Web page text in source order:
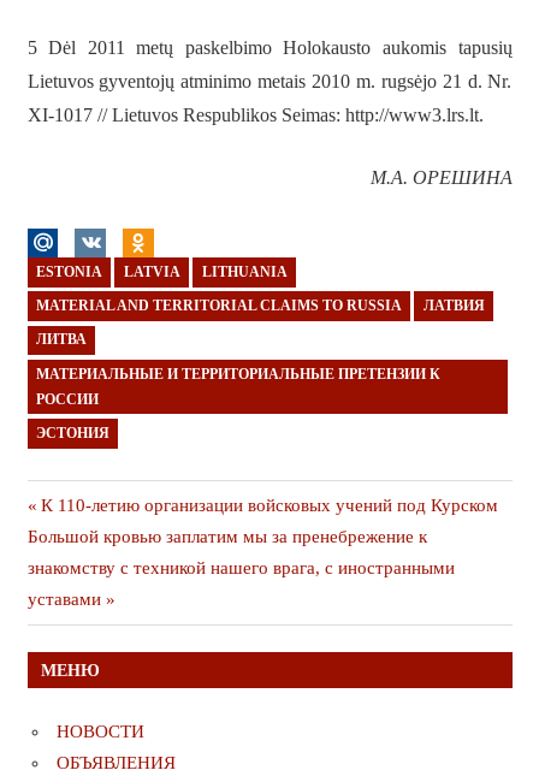
5 Dėl 2011 metų paskelbimo Holokausto aukomis tapusių
Lietuvos gyventojų atminimo metais 2010 m. rugsėjo 21 d. Nr.
XI-1017 // Lietuvos Respublikos Seimas: http://www3.lrs.lt.
М.А. ОРЕШИНА
ESTONIA LATVIA LITHUANIA
MATERIAL AND TERRITORIAL CLAIMS TO RUSSIA ЛАТВИЯ
ЛИТВА
МАТЕРИАЛЬНЫЕ И ТЕРРИТОРИАЛЬНЫЕ ПРЕТЕНЗИИ К
РОССИИ
ЭСТОНИЯ
Навигация
по
записям
Предыдущая
публикация
К 110-летию организации войсковых учений под Курском
Следующая
публикация
Большой кровью заплатим мы за пренебрежение к
знакомству с техникой нашего врага, с иностранными
уставами
МЕНЮ
НОВОСТИ
ОБЪЯВЛЕНИЯ